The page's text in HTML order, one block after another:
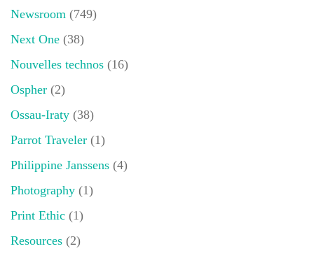
Newsroom (749)
Next One (38)
Nouvelles technos (16)
Ospher (2)
Ossau-Iraty (38)
Parrot Traveler (1)
Philippine Janssens (4)
Photography (1)
Print Ethic (1)
Resources (2)